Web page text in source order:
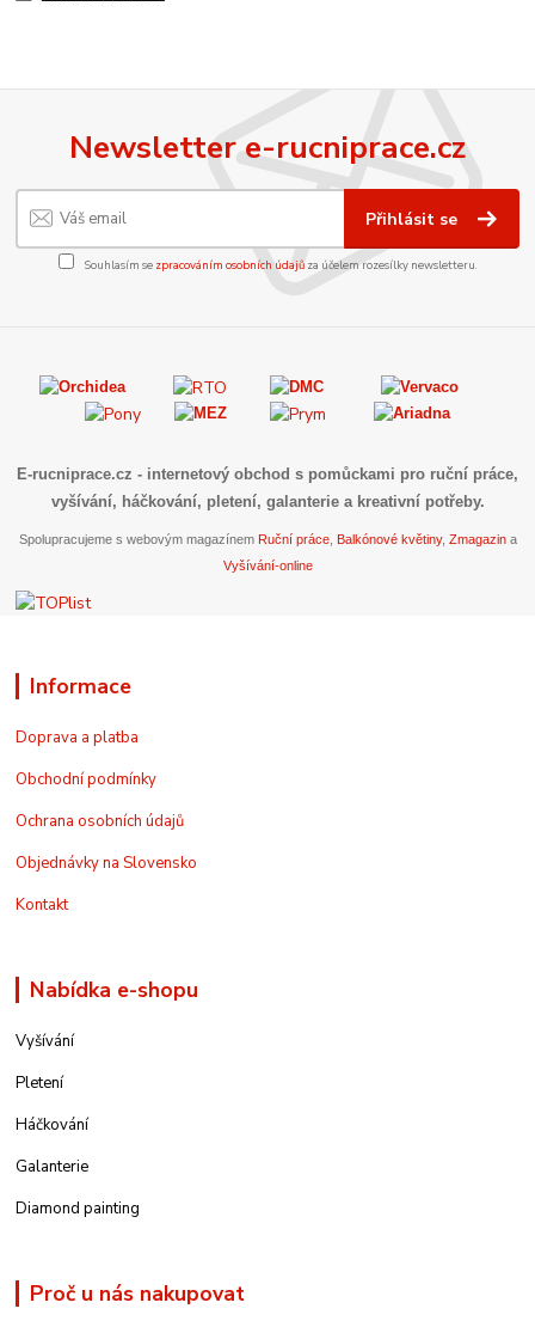
Newsletter e-rucniprace.cz
Přihlásit se
Souhlasím se zpracováním osobních údajůza účelem rozesílky newsletteru.
E-rucniprace.cz - internetový obchod s pomůckami pro ruční práce,
vyšívání, háčkování, pletení, galanterie a kreativní potřeby.
Spolupracujeme s webovým magazínem Ruční práce, Balkónové květiny, Zmagazina
Vyšívání-online
Informace
Doprava a platba
Obchodní podmínky
Ochrana osobních údajů
Objednávky na Slovensko
Kontakt
Nabídka e-shopu
Vyšívání
Pletení
Háčkování
Galanterie
Diamond painting
Proč u nás nakupovat